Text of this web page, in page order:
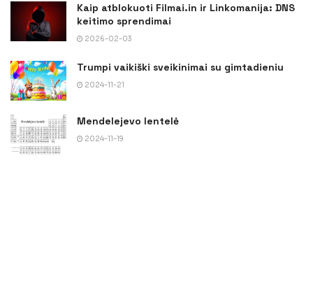
Kaip atblokuoti Filmai.in ir Linkomanija: DNS
keitimo sprendimai
2026-02-03
Trumpi vaikiški sveikinimai su gimtadieniu
2024-11-21
Mendelejevo lentelė
2024-11-19